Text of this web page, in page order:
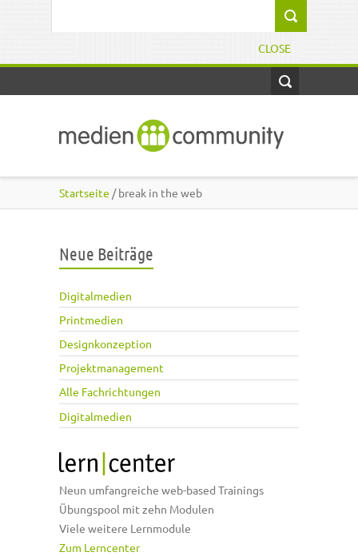
CLOSE
Startseite / break in the web
Neue Beiträge
Digitalmedien
Printmedien
Designkonzeption
Projektmanagement
Alle Fachrichtungen
Digitalmedien
Neun umfangreiche web-based Trainings
Übungspool mit zehn Modulen
Viele weitere Lernmodule
Zum Lerncenter